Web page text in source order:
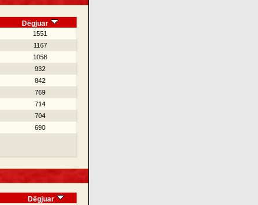
Dëgjuar
1551
1167
1058
932
842
769
714
704
690
Dëgjuar